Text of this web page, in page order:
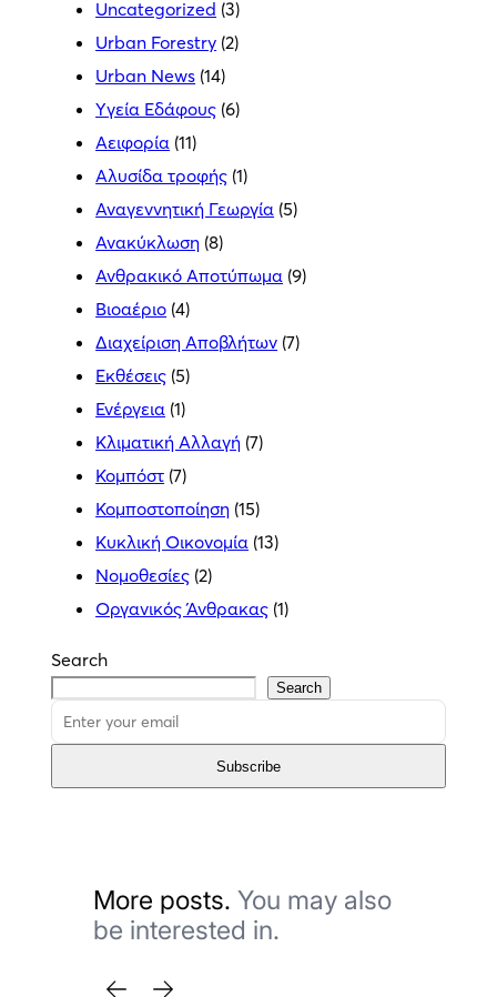
Uncategorized (3)
Urban Forestry (2)
Urban News (14)
Yγεία Εδάφους (6)
Αειφορία (11)
Αλυσίδα τροφής (1)
Αναγεννητική Γεωργία (5)
Ανακύκλωση (8)
Ανθρακικό Αποτύπωμα (9)
Βιοαέριο (4)
Διαχείριση Αποβλήτων (7)
Εκθέσεις (5)
Ενέργεια (1)
Κλιματική Αλλαγή (7)
Κομπόστ (7)
Κομποστοποίηση (15)
Κυκλική Οικονομία (13)
Νομοθεσίες (2)
Οργανικός Άνθρακας (1)
Search
Search
Subscribe
More posts.You may also
be interested in.